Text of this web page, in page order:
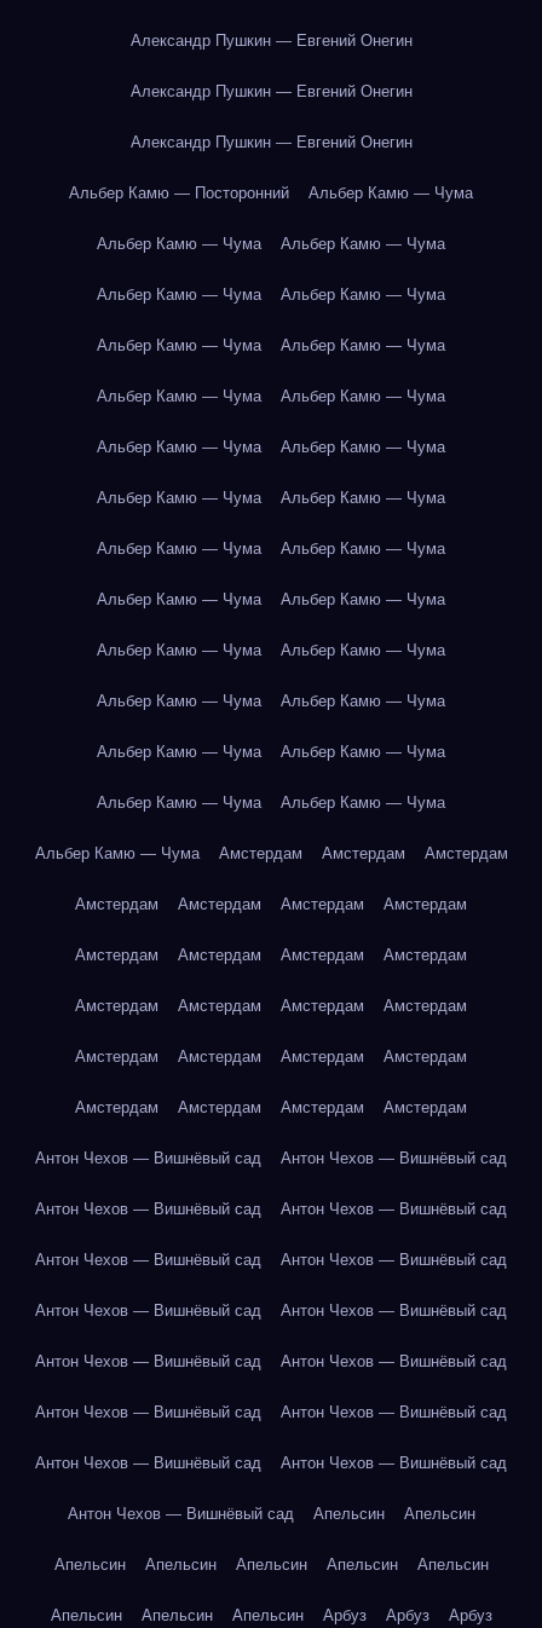
Александр Пушкин — Евгений Онегин
Александр Пушкин — Евгений Онегин
Александр Пушкин — Евгений Онегин
Альбер Камю — Посторонний Альбер Камю — Чума
Альбер Камю — Чума Альбер Камю — Чума
Альбер Камю — Чума Альбер Камю — Чума
Альбер Камю — Чума Альбер Камю — Чума
Альбер Камю — Чума Альбер Камю — Чума
Альбер Камю — Чума Альбер Камю — Чума
Альбер Камю — Чума Альбер Камю — Чума
Альбер Камю — Чума Альбер Камю — Чума
Альбер Камю — Чума Альбер Камю — Чума
Альбер Камю — Чума Альбер Камю — Чума
Альбер Камю — Чума Альбер Камю — Чума
Альбер Камю — Чума Альбер Камю — Чума
Альбер Камю — Чума Альбер Камю — Чума
Альбер Камю — Чума Амстердам Амстердам Амстердам
Амстердам Амстердам Амстердам Амстердам
Амстердам Амстердам Амстердам Амстердам
Амстердам Амстердам Амстердам Амстердам
Амстердам Амстердам Амстердам Амстердам
Амстердам Амстердам Амстердам Амстердам
Антон Чехов — Вишнёвый сад Антон Чехов — Вишнёвый сад
Антон Чехов — Вишнёвый сад Антон Чехов — Вишнёвый сад
Антон Чехов — Вишнёвый сад Антон Чехов — Вишнёвый сад
Антон Чехов — Вишнёвый сад Антон Чехов — Вишнёвый сад
Антон Чехов — Вишнёвый сад Антон Чехов — Вишнёвый сад
Антон Чехов — Вишнёвый сад Антон Чехов — Вишнёвый сад
Антон Чехов — Вишнёвый сад Антон Чехов — Вишнёвый сад
Антон Чехов — Вишнёвый сад Апельсин Апельсин
Апельсин Апельсин Апельсин Апельсин Апельсин
Апельсин Апельсин Апельсин Арбуз Арбуз Арбуз